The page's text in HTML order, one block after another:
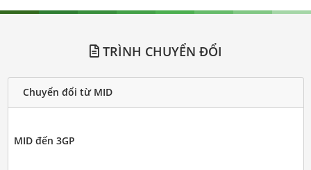
TRÌNH CHUYỂN ĐỔI
Chuyển đổi từ MID
MID đến 3GP